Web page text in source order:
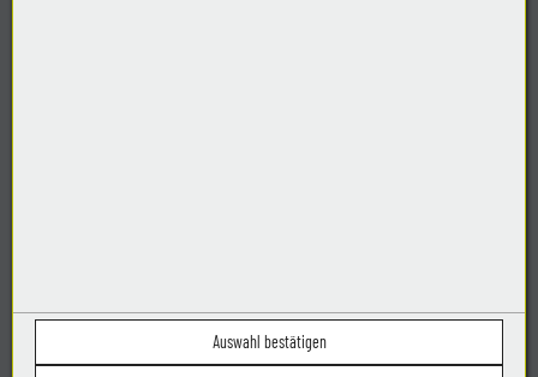
Routenplaner
Google Maps
Öffnungszeiten
Auswahl bestätigen